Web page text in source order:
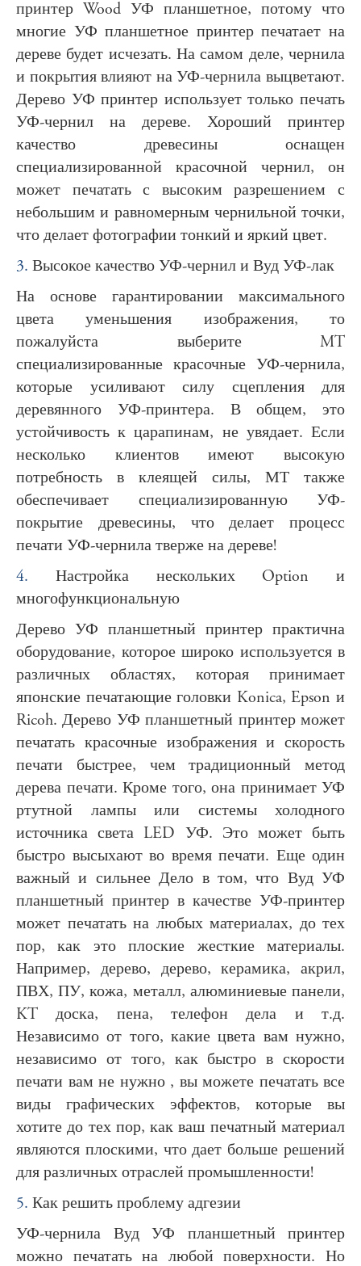
принтер Wood УФ планшетное, потому что
многие УФ планшетное принтер печатает на
дереве будет исчезать. На самом деле, чернила
и покрытия влияют на УФ-чернила выцветают.
Дерево УФ принтер использует только печать
УФ-чернил на дереве. Хороший принтер
качество древесины оснащен
специализированной красочной чернил, он
может печатать с высоким разрешением с
небольшим и равномерным чернильной точки,
что делает фотографии тонкий и яркий цвет.
3. Высокое качество УФ-чернил и Вуд УФ-лак
На основе гарантировании максимального
цвета уменьшения изображения, то
пожалуйста выберите MT
специализированные красочные УФ-чернила,
которые усиливают силу сцепления для
деревянного УФ-принтера. В общем, это
устойчивость к царапинам, не увядает. Если
несколько клиентов имеют высокую
потребность в клеящей силы, МТ также
обеспечивает специализированную УФ-
покрытие древесины, что делает процесс
печати УФ-чернила тверже на дереве!
4. Настройка нескольких Option и
многофункциональную
Дерево УФ планшетный принтер практична
оборудование, которое широко используется в
различных областях, которая принимает
японские печатающие головки Konica, Epson и
Ricoh. Дерево УФ планшетный принтер может
печатать красочные изображения и скорость
печати быстрее, чем традиционный метод
дерева печати. Кроме того, она принимает УФ
ртутной лампы или системы холодного
источника света LED УФ. Это может быть
быстро высыхают во время печати. Еще один
важный и сильнее Дело в том, что Вуд УФ
планшетный принтер в качестве УФ-принтер
может печатать на любых материалах, до тех
пор, как это плоские жесткие материалы.
Например, дерево, дерево, керамика, акрил,
ПВХ, ПУ, кожа, металл, алюминиевые панели,
KT доска, пена, телефон дела и т.д.
Независимо от того, какие цвета вам нужно,
независимо от того, как быстро в скорости
печати вам не нужно , вы можете печатать все
виды графических эффектов, которые вы
хотите до тех пор, как ваш печатный материал
являются плоскими, что дает больше решений
для различных отраслей промышленности!
5. Как решить проблему адгезии
УФ-чернила Вуд УФ планшетный принтер
можно печатать на любой поверхности. Но